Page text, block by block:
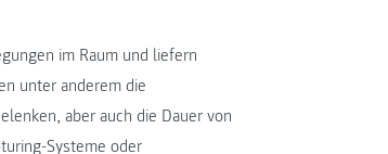
im Raum und liefern
unter anderem die
aber auch die Dauer von
Systeme oder